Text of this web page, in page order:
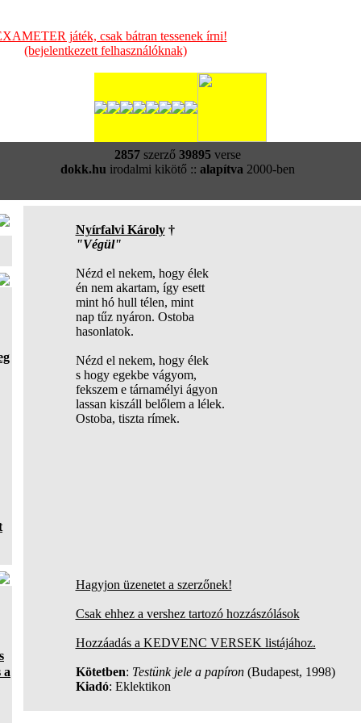
játék, csak bátran tessenek írni!
(bejelentkezett felhasználóknak)
2857szerző 39895verse
dokk.hu irodalmi kikötő :: alapítva 2000-ben
a
Nyírfalvi Károly†
"Végül"
Nézd el nekem, hogy élek
én nem akartam, így esett
mint hó hull télen, mint
nap tűz nyáron. Ostoba
hasonlatok.
Nézd el nekem, hogy élek
s hogy egekbe vágyom,
fekszem e tárnamélyi ágyon
lassan kiszáll belőlem a lélek.
Ostoba, tiszta rímek.
Hagyjon üzenetet a szerzőnek!
Csak ehhez a vershez tartozó hozzászólások
Hozzáadás a KEDVENC VERSEK listájához.
Kötetben: Testünk jele a papíron(Budapest, 1998)
Kiadó: Eklektikon